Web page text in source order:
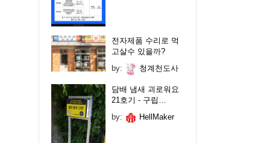
전자제품 수리로 먹
고살수 있을까?
by:
청계천도사
담배 냄새 괴로워요
21호기 - 구립…
by:
HellMaker